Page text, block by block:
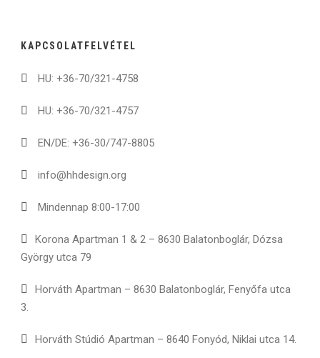
KAPCSOLATFELVÉTEL
HU: +36-70/321-4758
HU: +36-70/321-4757
EN/DE: +36-30/747-8805
info@hhdesign.org
Mindennap 8:00-17:00
Korona Apartman 1 & 2 – 8630 Balatonboglár, Dózsa
György utca 79
Horváth Apartman – 8630 Balatonboglár, Fenyőfa utca
3.
Horváth Stúdió Apartman – 8640 Fonyód, Niklai utca 14.